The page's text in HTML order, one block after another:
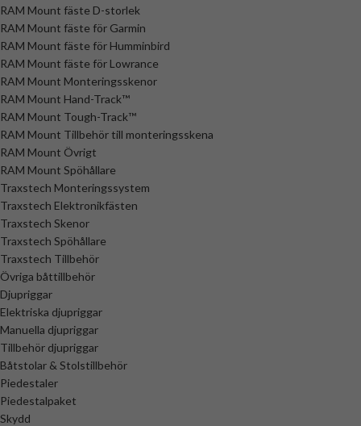
RAM Mount fäste D-storlek
RAM Mount fäste för Garmin
RAM Mount fäste för Humminbird
RAM Mount fäste för Lowrance
RAM Mount Monteringsskenor
RAM Mount Hand-Track™
RAM Mount Tough-Track™
RAM Mount Tillbehör till monteringsskena
RAM Mount Övrigt
RAM Mount Spöhållare
Traxstech Monteringssystem
Traxstech Elektronikfästen
Traxstech Skenor
Traxstech Spöhållare
Traxstech Tillbehör
Övriga båttillbehör
Djupriggar
Elektriska djupriggar
Manuella djupriggar
Tillbehör djupriggar
Båtstolar & Stolstillbehör
Piedestaler
Piedestalpaket
Skydd